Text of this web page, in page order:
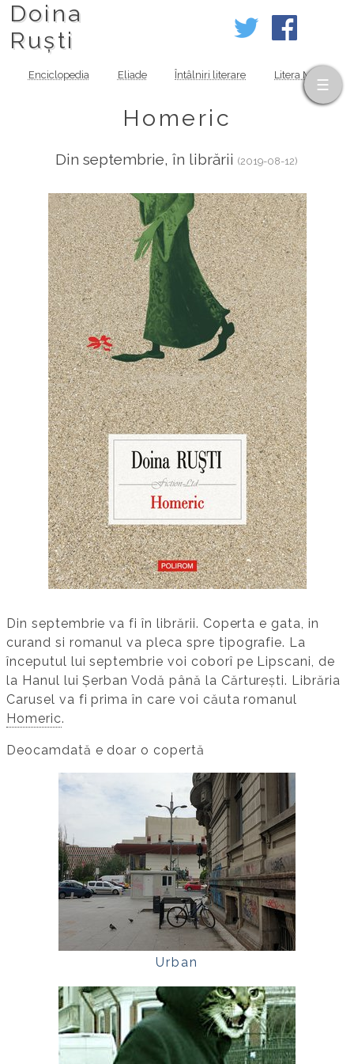
Doina
Ruști
Enciclopedia Eliade Întâlniri literare Litera MOV
Homeric
Din septembrie, în librării(2019-08-12)
Din septembrie va fi în librării. Coperta e gata, in
curand si romanul va pleca spre tipografie. La
începutul lui septembrie voi coborî pe Lipscani, de
la Hanul lui Șerban Vodă până la Cărturești. Librăria
Carusel va fi prima în care voi căuta romanul
Homeric.
Deocamdată e doar o copertă
Urban